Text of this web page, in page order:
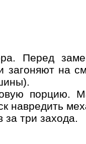
Перед
на
порцию.
навредить
три захода.
ОК